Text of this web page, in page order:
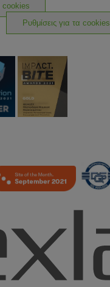
cookies
Ρυθμίσεις για τα cookies